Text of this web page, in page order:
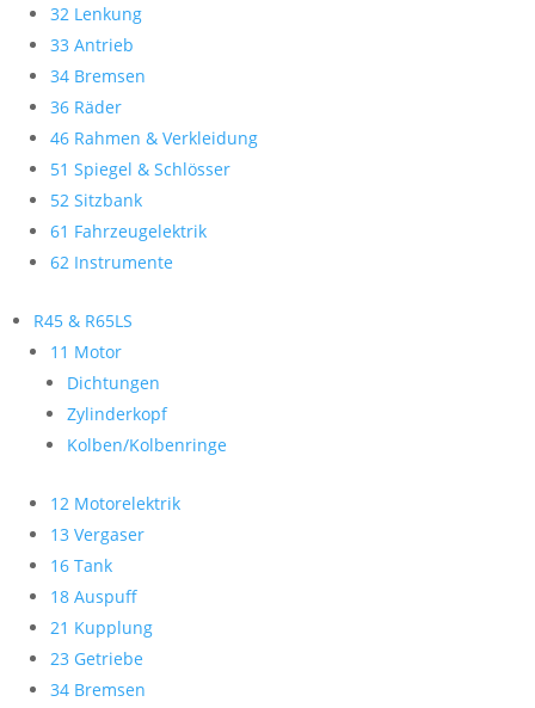
32 Lenkung
33 Antrieb
34 Bremsen
36 Räder
46 Rahmen & Verkleidung
51 Spiegel & Schlösser
52 Sitzbank
61 Fahrzeugelektrik
62 Instrumente
R45 & R65LS
11 Motor
Dichtungen
Zylinderkopf
Kolben/Kolbenringe
12 Motorelektrik
13 Vergaser
16 Tank
18 Auspuff
21 Kupplung
23 Getriebe
34 Bremsen